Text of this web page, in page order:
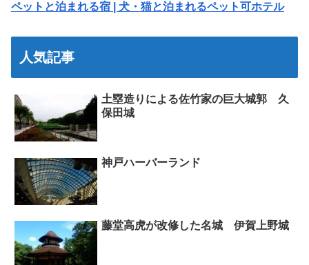
ペットと泊まれる宿 | 犬・猫と泊まれるペット可ホテル
人気記事
土塁造りによる佐竹家の巨大城郭 久
保田城
神戸ハーバーランド
藤堂高虎が改修した名城 伊賀上野城